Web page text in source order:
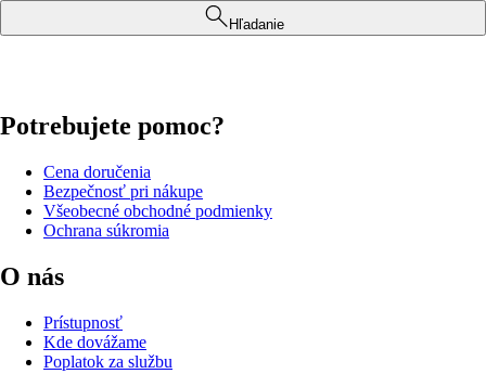
Hľadanie
Potrebujete pomoc?
Cena doručenia
Bezpečnosť pri nákupe
Všeobecné obchodné podmienky
Ochrana súkromia
O nás
Prístupnosť
Kde dovážame
Poplatok za službu